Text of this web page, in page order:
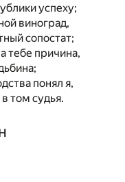
успеху;
виноград,
сопостат;
тебе причина,
понял я,
том судья.